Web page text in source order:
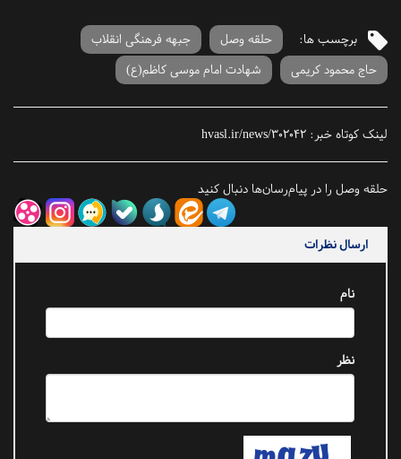
برچسب ها: حلقه وصل
جبهه فرهنگی انقلاب
حاج محمود کریمی
شهادت امام موسی کاظم(ع)
لینک کوتاه خبر: hvasl.ir/news/302042
حلقه وصل را در پیام‌رسان‌ها دنبال کنید
ارسال نظرات
نام
نظر